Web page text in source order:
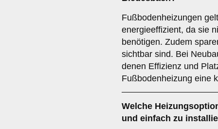
Fußbodenheizungen
energieeffizient, da sie
benötigen. Zudem
sichtbar sind. Bei
denen Effizienz und
Fußbodenheizung eine
Welche
und einfach zu